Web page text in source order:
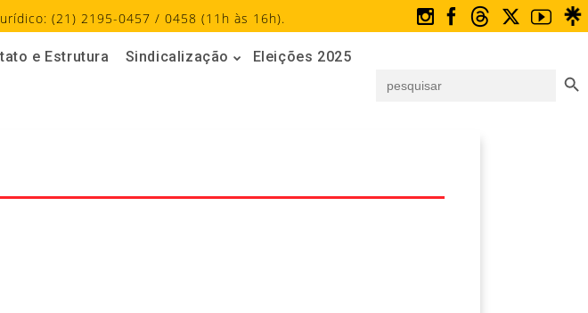
(21) 2195-0457 / 0458 (11h às 16h).
e Estrutura Sindicalização
Eleições 2025
for: